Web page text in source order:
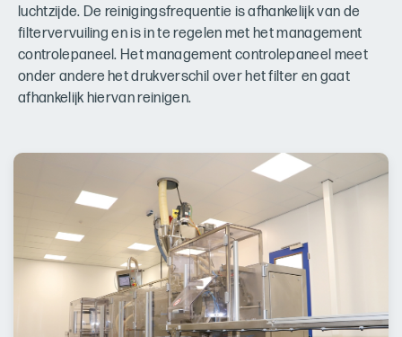
luchtzijde. De reinigingsfrequentie is afhankelijk van de
filtervervuiling en is in te regelen met het management
controlepaneel. Het management controlepaneel meet
onder andere het drukverschil over het filter en gaat
afhankelijk hiervan reinigen.